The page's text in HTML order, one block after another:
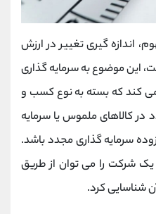
اندازه گیری تغییر در ارزش
این موضوع به سرمایه گذاری
کند که بسته به نوع کسب و
در کالاهای ملموس یا سرمایه
سرمایه گذاری مجدد باشد.
یک شرکت را می توان از طریق
شناسایی کرد.